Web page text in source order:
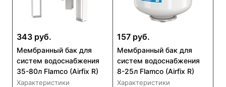
343 руб.
Мембранный бак для
систем водоснабжения
35-80л Flamco (Airfix R)
Характеристики
157 руб.
Мембранный бак для
систем водоснабжения
8-25л Flamco (Airfix R)
Характеристики